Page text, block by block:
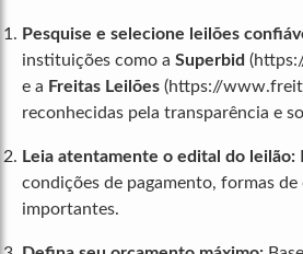
Pesquise e selecione leilões
instituições como a Superbid
e a Freitas Leilões (https://
reconhecidas pela transparência e
Leia atentamente o edital do leilão:
condições de pagamento, formas de
importantes.